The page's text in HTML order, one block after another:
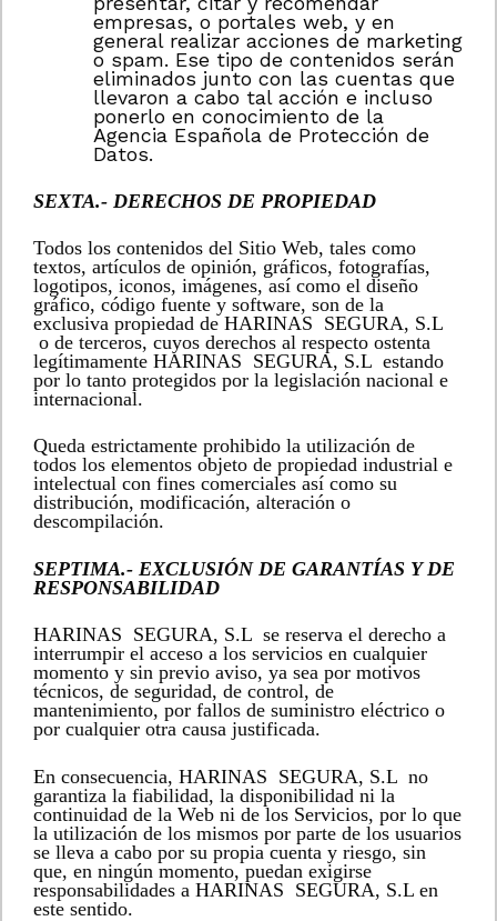
empresas, o portales web, y en
general realizar acciones de marketing
o spam. Ese tipo de contenidos serán
eliminados junto con las cuentas que
llevaron a cabo tal acción e incluso
ponerlo en conocimiento de la
Agencia Española de Protección de
Datos.
SEXTA.- DERECHOS DE PROPIEDAD
Todos los contenidos del Sitio Web, tales como
textos, artículos de opinión, gráficos, fotografías,
logotipos, iconos, imágenes, así como el diseño
gráfico, código fuente y software, son de la
exclusiva propiedad de HARINAS SEGURA, S.L
o de terceros, cuyos derechos al respecto ostenta
legítimamente HARINAS SEGURA, S.L estando
por lo tanto protegidos por la legislación nacional e
internacional.
Queda estrictamente prohibido la utilización de
todos los elementos objeto de propiedad industrial e
intelectual con fines comerciales así como su
distribución, modificación, alteración o
descompilación.
SEPTIMA.- EXCLUSIÓN DE GARANTÍAS Y DE
RESPONSABILIDAD
HARINAS SEGURA, S.L se reserva el derecho a
interrumpir el acceso a los servicios en cualquier
momento y sin previo aviso, ya sea por motivos
técnicos, de seguridad, de control, de
mantenimiento, por fallos de suministro eléctrico o
por cualquier otra causa justificada.
En consecuencia, HARINAS SEGURA, S.L no
garantiza la fiabilidad, la disponibilidad ni la
continuidad de la Web ni de los Servicios, por lo que
la utilización de los mismos por parte de los usuarios
se lleva a cabo por su propia cuenta y riesgo, sin
que, en ningún momento, puedan exigirse
responsabilidades a HARINAS SEGURA, S.L en
este sentido.